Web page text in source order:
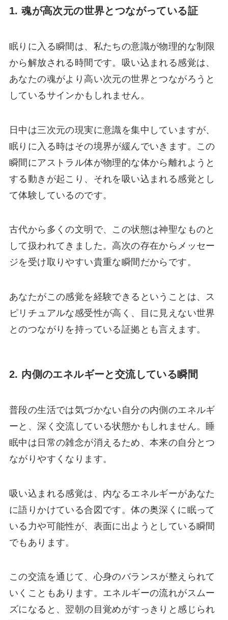
1. 魂が高次元の世界とつながっている証
眠りに入る瞬間は、私たちの意識が物理的な制限
から解放される時間です。吸い込まれる感覚は、
あなたの魂がより高い次元の世界とつながろうと
しているサインかもしれません。
日中は三次元の現実に意識を集中していますが、
眠りに入る時はその境界が緩んでいきます。この
瞬間にアストラル体が物理的な体から離れようと
する動きが起こり、それを吸い込まれる感覚とし
て体験しているのです。
古代から多くの文明で、この状態は神聖なものと
して扱われてきました。高次の存在からメッセー
ジを受け取りやすい貴重な瞬間だからです。
あなたがこの感覚を経験できるということは、ス
ピリチュアルな感受性が高く、目に見えない世界
とのつながりを持っている証拠とも言えます。
2. 内側のエネルギーと交流している瞬間
普段の生活では気づかない自分の内側のエネルギ
ーと、深く交流している状態かもしれません。睡
眠中は日常の雑念が消えるため、本来の自分とつ
ながりやすくなります。
吸い込まれる感覚は、内なるエネルギーがあなた
に語りかけている合図です。体の奥深くに眠って
いる力や可能性が、表面に出ようとしている瞬間
でもあります。
この交流を通じて、心身のバランスが整えられて
いくこともあります。エネルギーの流れがスムー
ズになると、翌朝の目覚めがすっきりと感じられ